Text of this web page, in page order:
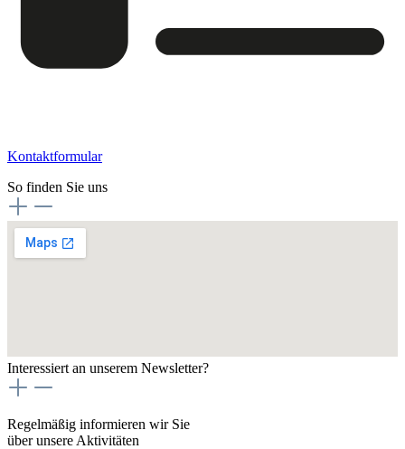
Kontaktformular
So finden Sie uns
Interessiert an unserem Newsletter?
Regelmäßig informieren wir Sie
über unsere Aktivitäten